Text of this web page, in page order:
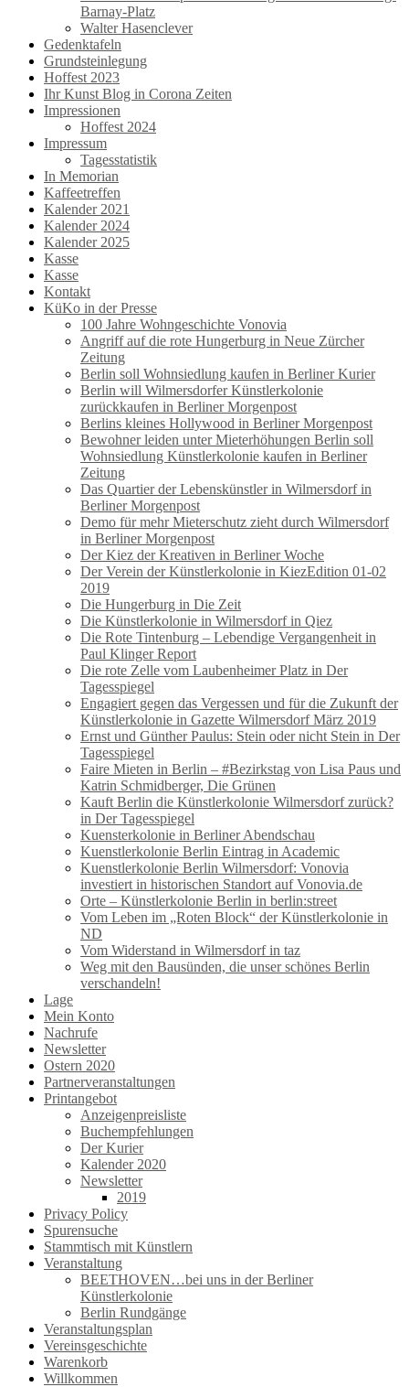
Barnay-Platz
Walter Hasenclever
Gedenktafeln
Grundsteinlegung
Hoffest 2023
Ihr Kunst Blog in Corona Zeiten
Impressionen
Hoffest 2024
Impressum
Tagesstatistik
In Memorian
Kaffeetreffen
Kalender 2021
Kalender 2024
Kalender 2025
Kasse
Kasse
Kontakt
KüKo in der Presse
100 Jahre Wohngeschichte Vonovia
Angriff auf die rote Hungerburg in Neue Zürcher
Zeitung
Berlin soll Wohnsiedlung kaufen in Berliner Kurier
Berlin will Wilmersdorfer Künstlerkolonie
zurückkaufen in Berliner Morgenpost
Berlins kleines Hollywood in Berliner Morgenpost
Bewohner leiden unter Mieterhöhungen Berlin soll
Wohnsiedlung Künstlerkolonie kaufen in Berliner
Zeitung
Das Quartier der Lebenskünstler in Wilmersdorf in
Berliner Morgenpost
Demo für mehr Mieterschutz zieht durch Wilmersdorf
in Berliner Morgenpost
Der Kiez der Kreativen in Berliner Woche
Der Verein der Künstlerkolonie in KiezEdition 01-02
2019
Die Hungerburg in Die Zeit
Die Künstlerkolonie in Wilmersdorf in Qiez
Die Rote Tintenburg – Lebendige Vergangenheit in
Paul Klinger Report
Die rote Zelle vom Laubenheimer Platz in Der
Tagesspiegel
Engagiert gegen das Vergessen und für die Zukunft der
Künstlerkolonie in Gazette Wilmersdorf März 2019
Ernst und Günther Paulus: Stein oder nicht Stein in Der
Tagesspiegel
Faire Mieten in Berlin – #Bezirkstag von Lisa Paus und
Katrin Schmidberger, Die Grünen
Kauft Berlin die Künstlerkolonie Wilmersdorf zurück?
in Der Tagesspiegel
Kuensterkolonie in Berliner Abendschau
Kuenstlerkolonie Berlin Eintrag in Academic
Kuenstlerkolonie Berlin Wilmersdorf: Vonovia
investiert in historischen Standort auf Vonovia.de
Orte – Künstlerkolonie Berlin in berlin:street
Vom Leben im „Roten Block“ der Künstlerkolonie in
ND
Vom Widerstand in Wilmersdorf in taz
Weg mit den Bausünden, die unser schönes Berlin
verschandeln!
Lage
Mein Konto
Nachrufe
Newsletter
Ostern 2020
Partnerveranstaltungen
Printangebot
Anzeigenpreisliste
Buchempfehlungen
Der Kurier
Kalender 2020
Newsletter
2019
Privacy Policy
Spurensuche
Stammtisch mit Künstlern
Veranstaltung
BEETHOVEN…bei uns in der Berliner
Künstlerkolonie
Berlin Rundgänge
Veranstaltungsplan
Vereinsgeschichte
Warenkorb
Willkommen